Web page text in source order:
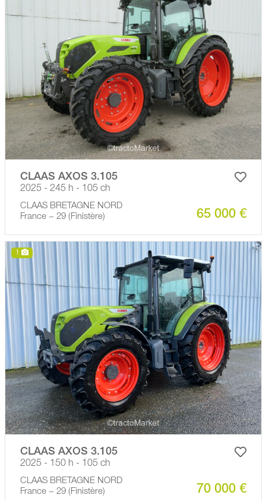
CLAAS AXOS 3.105
2025 - 245 h - 105 ch
CLAAS BRETAGNE NORD
France − 29 (Finistère)
65 000 €
1
CLAAS AXOS 3.105
2025 - 150 h - 105 ch
CLAAS BRETAGNE NORD
France − 29 (Finistère)
70 000 €